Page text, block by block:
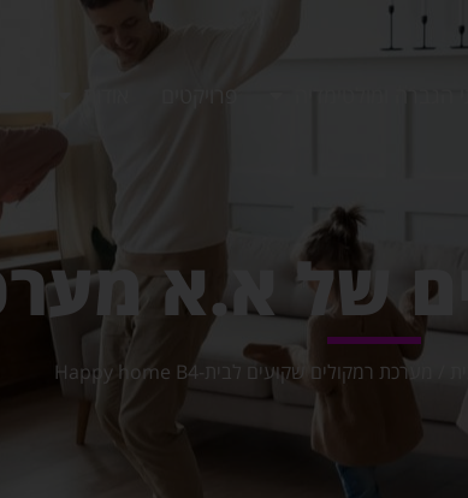
של א.א
/ מערכת רמקולים שקועים לבית-Happy home B4